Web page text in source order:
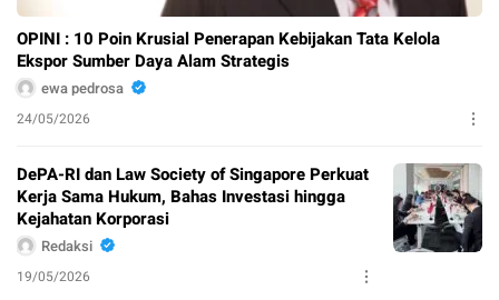
OPINI : 10 Poin Krusial Penerapan Kebijakan Tata Kelola
Ekspor Sumber Daya Alam Strategis
ewa pedrosa
24/05/2026
DePA-RI dan Law Society of Singapore Perkuat
Kerja Sama Hukum, Bahas Investasi hingga
Kejahatan Korporasi
Redaksi
19/05/2026